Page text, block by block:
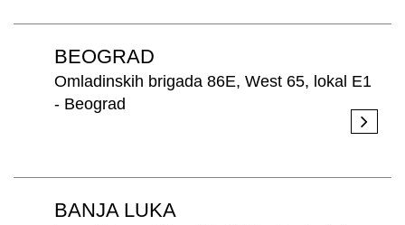
PRETRAŽITE
ZAKAŽITE
SASTANAK
SA NAŠIM
ARHITEKTOM
SR
BEOGRAD
Omladinskih brigada 86E, West 65, lokal E1
- Beograd
BANJA LUKA